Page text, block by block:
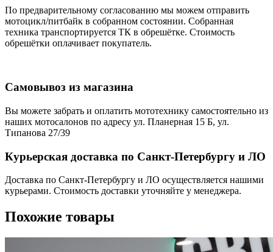
По предварительному согласованию мы можем отправить
мотоцикл/питбайк в собранном состоянии. Собранная
техника транспортируется ТК в обрешётке. Стоимость
обрешётки оплачивает покупатель.
Самовывоз из магазина
Вы можете забрать и оплатить мототехнику самостоятельно из
наших мотосалонов по адресу ул. Планерная 15 Б, ул.
Типанова 27/39
Курьерская доставка по Санкт-Петербургу и ЛО
Доставка по Санкт-Петербургу и ЛО осуществляется нашими
курьерами. Стоимость доставки уточняйте у менеджера.
Похожие товары